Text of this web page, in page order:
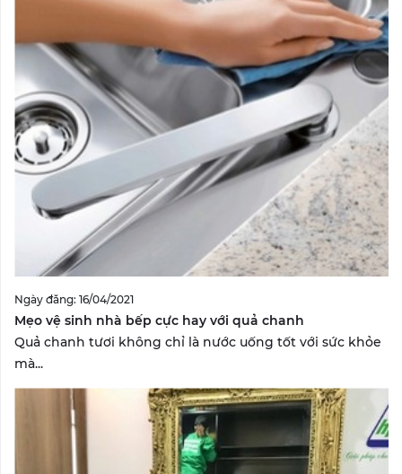
Ngày đăng: 16/04/2021
Mẹo vệ sinh nhà bếp cực hay với quả chanh
Quả chanh tươi không chỉ là nước uống tốt với sức khỏe
mà...